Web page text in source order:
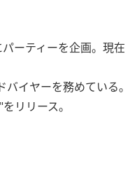
ーティーを企画。現在
イヤーを務めている。
リリース。